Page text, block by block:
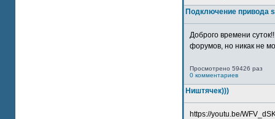
Подключение привода
Доброго времени
форумов, но никак не
Просмотрено 59426 раз
0 комментариев
Ништячек)))
https://youtu.be/